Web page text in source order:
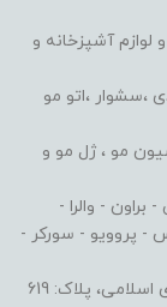
لوازم آشپزخانه و
،سشوار ،اتو مو
مو ، ژل مو و
- والرا -
- پروویو - سورکر -
آدرس : جمهوری اسلامی، کوچه رم، خیابان جمهوری اسلامی، پلاک: 619